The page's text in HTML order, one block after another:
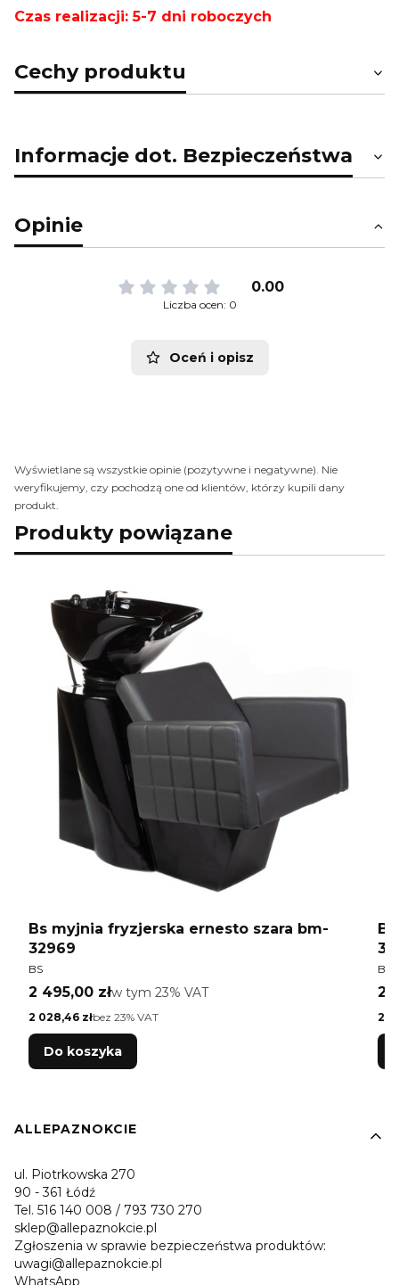
Czas realizacji: 5-7 dni roboczych
Cechy produktu
Informacje dot. Bezpieczeństwa
Opinie
0.00
Liczba ocen: 0
Oceń i opisz
Wyświetlane są wszystkie opinie (pozytywne i negatywne). Nie
weryfikujemy, czy pochodzą one od klientów, którzy kupili dany
produkt.
Produkty powiązane
Bs myjnia fryzjerska ernesto szara bm-
32969
PRODUCENT
BS
Cena brutto
2 495,00 złw tym %s VAT
w tym 23% VAT
Cena netto
2 028,46 złbez 23% VAT
Do koszyka
BS
2
2
Linki w stopce
ALLEPAZNOKCIE
ul. Piotrkowska 270
90 - 361 Łódź
Tel. 516 140 008 / 793 730 270
sklep@allepaznokcie.pl
Zgłoszenia w sprawie bezpieczeństwa produktów:
uwagi@allepaznokcie.pl
WhatsApp